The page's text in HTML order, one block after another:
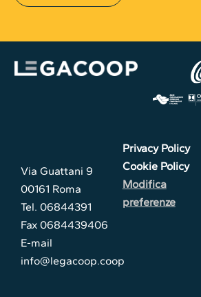
Via Guattani 9
00161 Roma
Tel. 06844391
Fax 0684439406
E-mail
info@legacoop.coop
Privacy Policy
Cookie Policy
Modifica
preferenze